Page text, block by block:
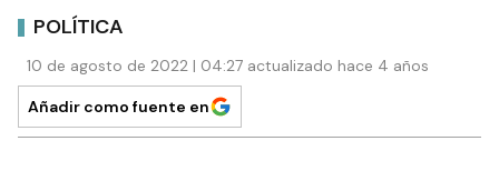
POLÍTICA
10 de agosto de 2022 | 04:27 actualizado hace 4 años
Añadir como fuente en